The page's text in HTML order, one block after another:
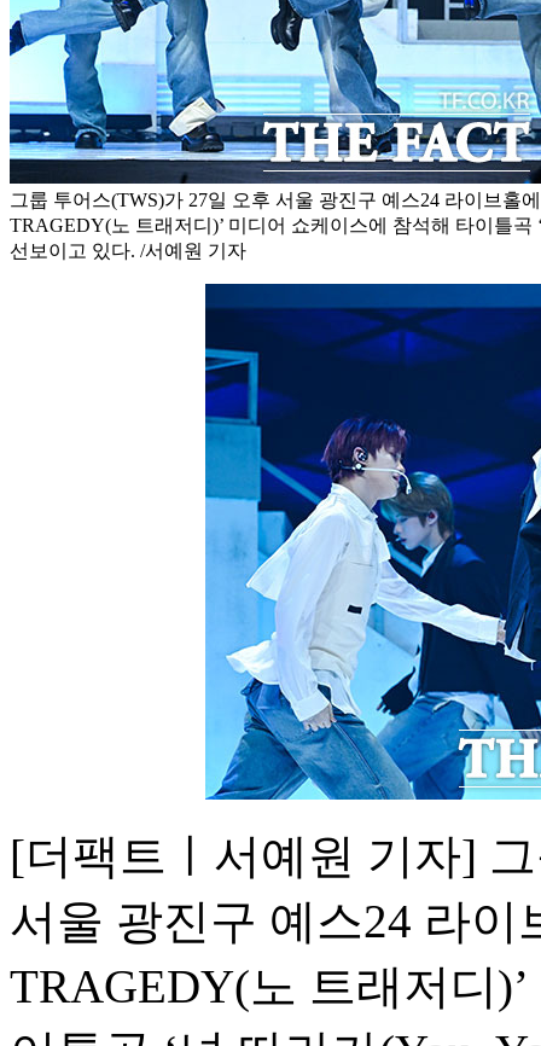
그룹 투어스(TWS)가 27일 오후 서울 광진구 예스24 라이브홀
TRAGEDY(노 트래저디)’ 미디어 쇼케이스에 참석해 타이틀곡
선보이고 있다. /서예원 기자
[더팩트ㅣ서예원 기자]
서울 광진구 예스24 라이
TRAGEDY(노 트래저디